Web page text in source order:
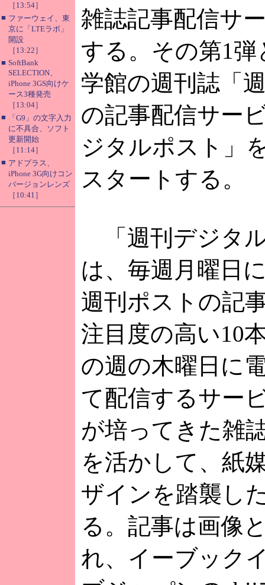
［13:54］
■ ファーウェイ、東
京に「LTEラボ」
開設
［13:22］
■ SoftBank
SELECTION、
iPhone 3GS向けケ
ース3種発売
［13:04］
■
「G9」の文字入力
に不具合、ソフト
更新開始
［11:14］
■ アドプラス、
iPhone 3G向けコン
バージョンレンズ
［10:41］
雑誌記事配信サ
する。その第1弾
学館の週刊誌「
の記事配信サー
ジタルポスト」
スタートする。
「週刊デジタ
は、毎週月曜日
週刊ポストの記
注目度の高い10
の週の木曜日に
て配信するサー
が培ってきた雑
を活かして、紙
ザインを踏襲し
る。記事は画像
れ、イーブック